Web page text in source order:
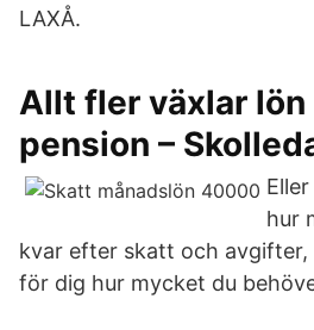
LAXÅ.
Allt fler växlar lön
pension –
hur
kvar efter skatt och avgifter,
för dig hur mycket du